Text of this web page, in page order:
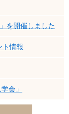
を開催しました
ト情報
会」